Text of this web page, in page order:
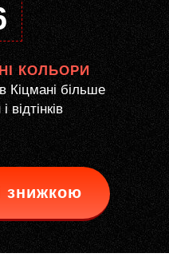
КОЛЬОРИ
Кіцмані більше
відтінків
знижкою